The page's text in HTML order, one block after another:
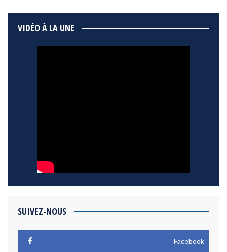
VIDÉO À LA UNE
SUIVEZ-NOUS
Facebook